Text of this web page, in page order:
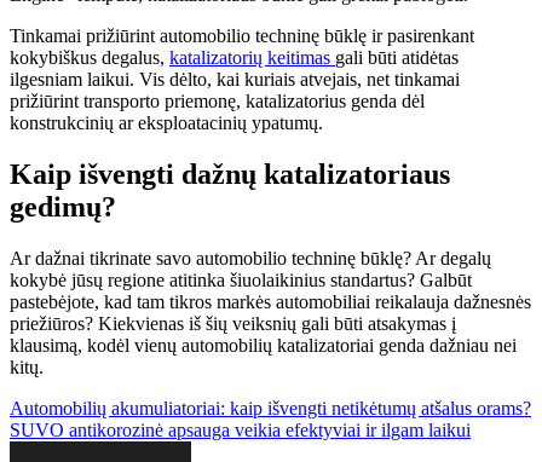
Tinkamai prižiūrint automobilio techninę būklę ir pasirenkant
kokybiškus degalus, katalizatorių keitimas gali būti atidėtas
ilgesniam laikui. Vis dėlto, kai kuriais atvejais, net tinkamai
prižiūrint transporto priemonę, katalizatorius genda dėl
konstrukcinių ar eksploatacinių ypatumų.
Kaip išvengti dažnų katalizatoriaus
gedimų?
Ar dažnai tikrinate savo automobilio techninę būklę? Ar degalų
kokybė jūsų regione atitinka šiuolaikinius standartus? Galbūt
pastebėjote, kad tam tikros markės automobiliai reikalauja dažnesnės
priežiūros? Kiekvienas iš šių veiksnių gali būti atsakymas į
klausimą, kodėl vienų automobilių katalizatoriai genda dažniau nei
kitų.
Navigacija
tarp
Automobilių akumuliatoriai: kaip išvengti netikėtumų atšalus orams?
SUVO antikorozinė apsauga veikia efektyviai ir ilgam laikui